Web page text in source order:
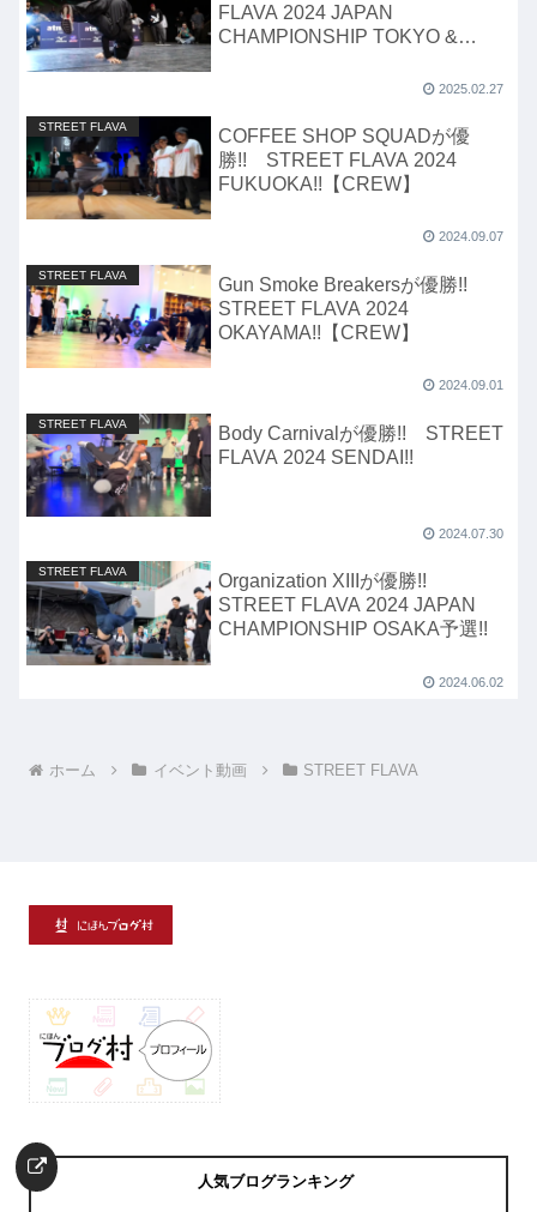
FLAVA 2024 JAPAN
CHAMPIONSHIP TOKYO &
2025.02.27
STREET FLAVA
COFFEE SHOP SQUADが優
勝!! STREET FLAVA 2024
FUKUOKA!!【CREW】
2024.09.07
STREET FLAVA
Gun Smoke Breakersが優勝!!
STREET FLAVA 2024
OKAYAMA!!【CREW】
2024.09.01
STREET FLAVA
Body Carnivalが優勝!! STREET
FLAVA 2024 SENDAI!!
2024.07.30
STREET FLAVA
Organization XIIIが優勝!!
STREET FLAVA 2024 JAPAN
CHAMPIONSHIP OSAKA予選!!
2024.06.02
ホーム イベント動画 STREET FLAVA
人気ブログランキング